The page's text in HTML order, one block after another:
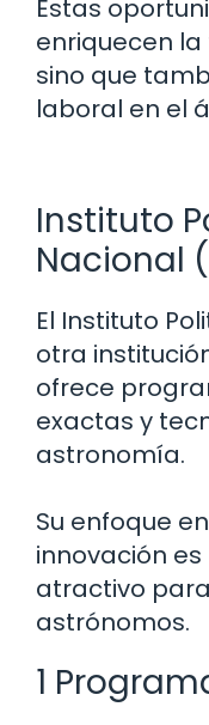
Estas
enriquecen
sino que
laboral en el
Instituto
Nacional
El Instituto
otra
ofrece
exactas y
astronomía.
Su enfoque
innovación
atractivo
astrónomos.
1